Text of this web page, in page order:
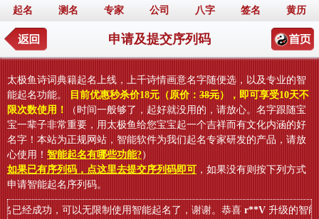
起名 测名 专家 公司 八字 签名 黄历
申请及提交序列码
太极鱼诗词典籍起名上线，上千诗情画意名字随便选，以及专业的智
能起名功能。
目前优惠秒杀价18元（原价： 38元），即可享受10天不
限次数使用！
（时间一般够了，起好就没用的，请放心。名字跟随宝
宝一辈子非常重要，用太极鱼给您宝宝起一个吉祥而有文化内涵的好
名字！本站为正规网站，智能软件为我们起名专家研发的产品，请放
心使用！ 智能起名有哪些功能?）
如果已有序列码，点这里去提交序列码即可 ，如果没有则按下列方式
申请智能起名序列码。
经成功，可以无限制使用智能起名了，谢谢。恭喜r**V升级的智能